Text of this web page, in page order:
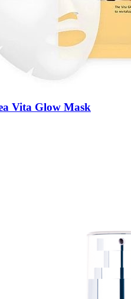
Vita Glow Mask